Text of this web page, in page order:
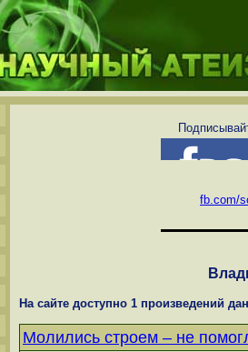
fb.com/
На сайте доступно 1 произведений
Молились строем – не